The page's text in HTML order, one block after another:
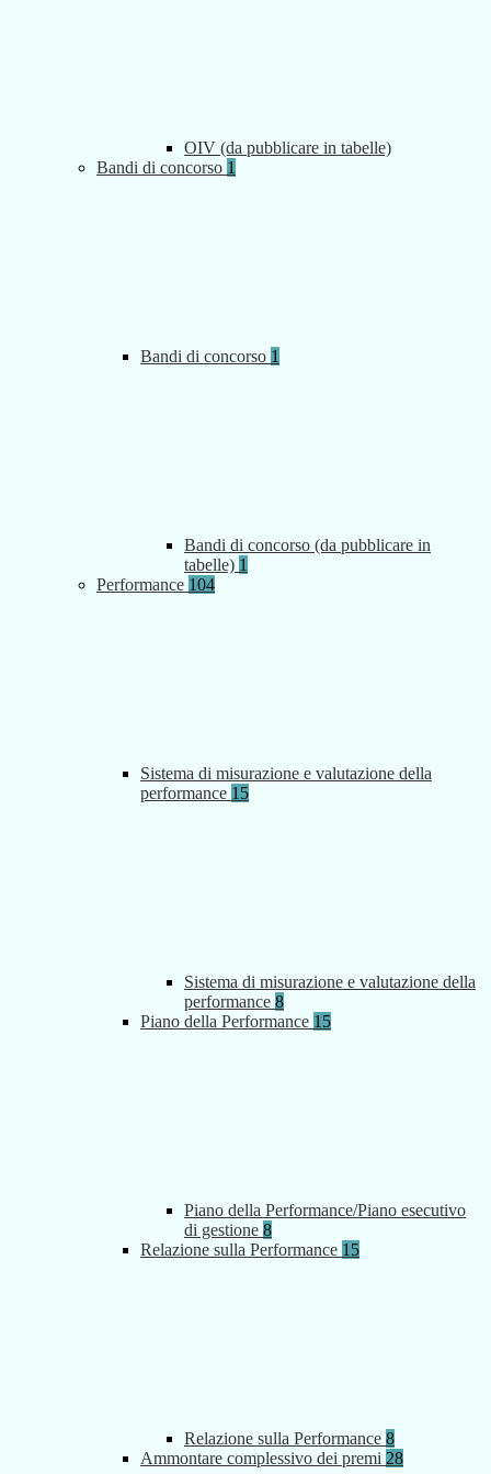
OIV (da pubblicare in tabelle)
Bandi di concorso 1
Bandi di concorso 1
Bandi di concorso (da pubblicare in
tabelle) 1
Performance 104
Sistema di misurazione e valutazione della
performance 15
Sistema di misurazione e valutazione della
performance 8
Piano della Performance 15
Piano della Performance/Piano esecutivo
di gestione 8
Relazione sulla Performance 15
Relazione sulla Performance 8
Ammontare complessivo dei premi 28